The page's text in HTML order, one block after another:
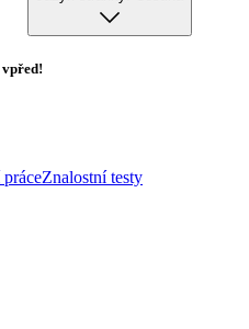
vpřed!
Znalostní testy